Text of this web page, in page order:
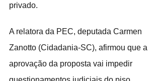
privado.
A relatora da PEC, deputada Carmen
Zanotto (Cidadania-SC), afirmou que a
aprovação da proposta vai impedir